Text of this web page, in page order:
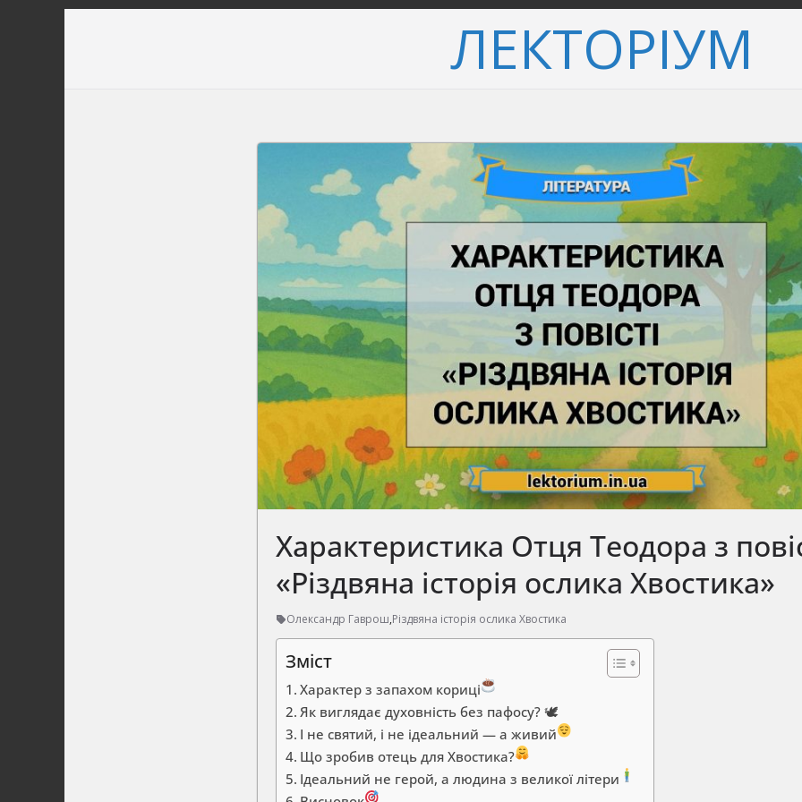
ЛЕКТОРІУМ
Характеристика Отця Теодора з
«Різдвяна історія ослика Хвостика»
Олександр Гаврош,Різдвяна історія ослика Хвостика
Зміст
Характер з запахом кориці
Як виглядає духовність без пафосу? 🕊
І не святий, і не ідеальний — а живий
Що зробив отець для Хвостика?
Ідеальний не герой, а людина з великої літери